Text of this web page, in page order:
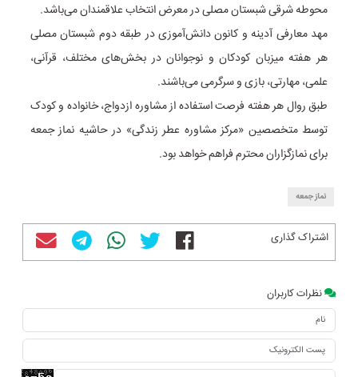
محوطه شرقی شبستان مصلی در معرض انتخاب علاقمندان می‌باشد.
مهد معارفی آدینه و کانون دانش‌آموزی در طبقه دوم شبستان مصلی
هر هفته میزبان کودکان و نوجوانان در بخش‌های مختلف، قرآنی،
علمی، مهارتی، بازی و سرگرمی می‌باشند.
طبق روال هر هفته فرصت استفاده از مشاوره ازدواج، خانواده و کودک
توسط متخصصین «مرکز مشاوره عطر زندگی» در حاشیه نماز جمعه
برای نمازگزاران محترم فراهم خواهد بود.
نماز جمعه
اشتراک گذاری
نظرات کاربران